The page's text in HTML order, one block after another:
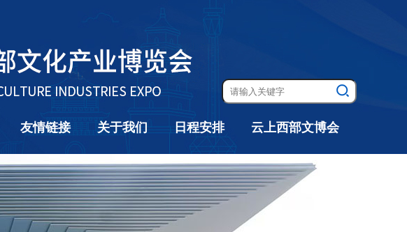
友情链接 关于我们 日程安排 云上西部文博会